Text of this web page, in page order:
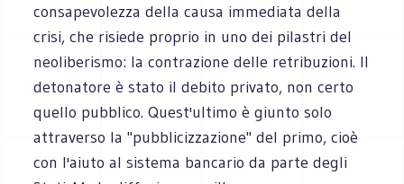
consapevolezza della causa immediata della
crisi, che risiede proprio in uno dei pilastri del
neoliberismo: la contrazione delle retribuzioni. Il
detonatore è stato il debito privato, non certo
quello pubblico. Quest'ultimo è giunto solo
attraverso la "pubblicizzazione" del primo, cioè
con l'aiuto al sistema bancario da parte degli